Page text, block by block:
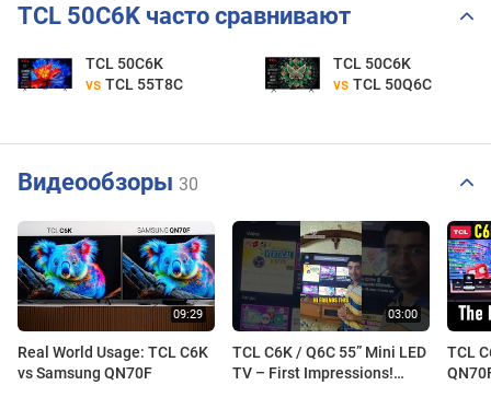
TCL 50C6K часто сравнивают
TCL 50C6K
vs TCL 55T8C
TCL 50C6K
vs TCL 50Q6C
Видеообзоры 30
Real World Usage: TCL C6K
vs Samsung QN70F
TCL C6K / Q6C 55” Mini LED
TV – First Impressions!
TCL